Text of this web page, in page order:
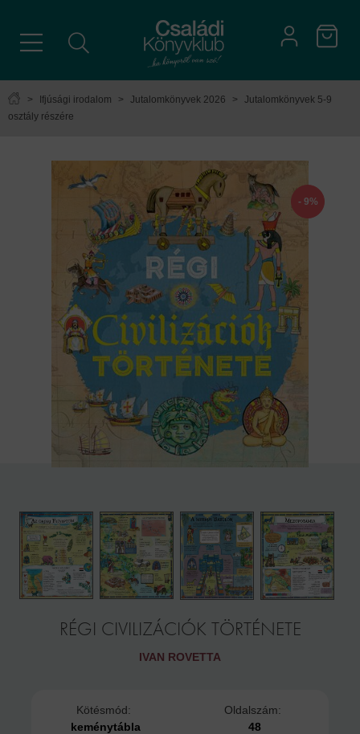
> Ifjúsági irodalom > Jutalomkönyvek 2026 >
Jutalomkönyvek 5-9
osztály részére
- 9%
RÉGI CIVILIZÁCIÓK TÖRTÉNETE
IVAN ROVETTA
Kötésmód:
keménytábla
Oldalszám:
48